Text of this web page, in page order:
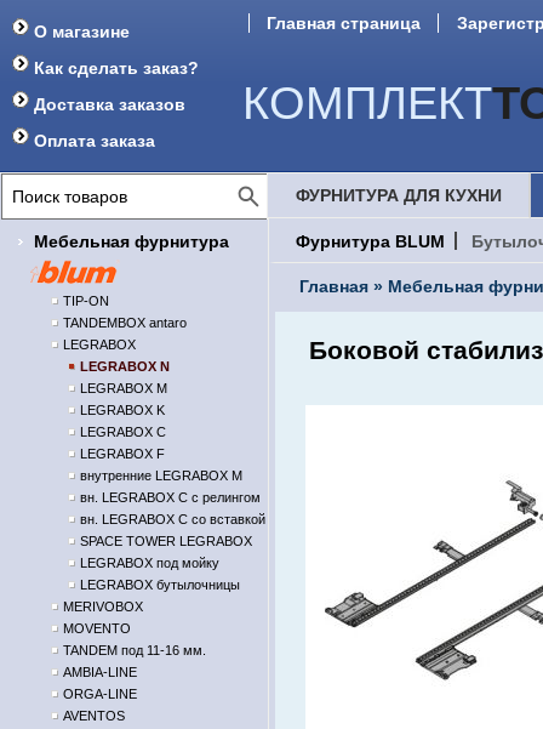
О магазине
Как сделать заказ?
Доставка заказов
Оплата заказа
Главная страница
КОМПЛЕКТ
Мебельная фурнитура
TIP-ON
TANDEMBOX antaro
LEGRABOX
LEGRABOX N
LEGRABOX M
LEGRABOX K
LEGRABOX C
LEGRABOX F
внутренние LEGRABOX M
вн. LEGRABOX C с релингом
вн. LEGRABOX C со вставкой
SPACE TOWER LEGRABOX
LEGRABOX под мойку
LEGRABOX бутылочницы
MERIVOBOX
MOVENTO
TANDEM под 11-16 мм.
AMBIA-LINE
ORGA-LINE
AVENTOS
ФУРНИТУРА ДЛЯ КУХНИ
Фурнитура BLUM
Главная » Мебельная
Боковой